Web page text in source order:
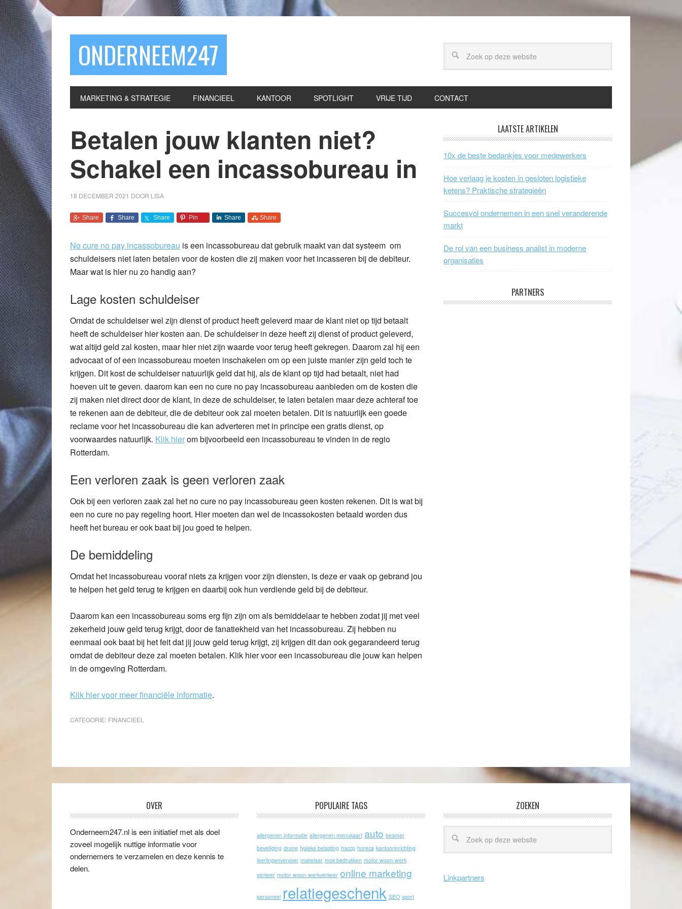
ONDERNEEM247
MARKETING & STRATEGIE FINANCIEEL KANTOOR SPOTLIGHT VRIJE TIJD CONTACT
Betalen jouw klanten niet?
Schakel een incassobureau in
18 DECEMBER 2021 DOOR LISA
Share Share Share Pin Share Share
No cure no pay incassobureau is een incassobureau dat gebruik maakt van dat systeem om
schuldeisers niet laten betalen voor de kosten die zij maken voor het incasseren bij de debiteur.
Maar wat is hier nu zo handig aan?
Lage kosten schuldeiser
Omdat de schuldeiser wel zijn dienst of product heeft geleverd maar de klant niet op tijd betaalt
heeft de schuldeiser hier kosten aan. De schuldeiser in deze heeft zij dienst of product geleverd,
wat altijd geld zal kosten, maar hier niet zijn waarde voor terug heeft gekregen. Daarom zal hij een
advocaat of of een incassobureau moeten inschakelen om op een juiste manier zijn geld toch te
krijgen. Dit kost de schuldeiser natuurlijk geld dat hij, als de klant op tijd had betaalt, niet had
hoeven uit te geven. daarom kan een no cure no pay incassobureau aanbieden om de kosten die
zij maken niet direct door de klant, in deze de schuldeiser, te laten betalen maar deze achteraf toe
te rekenen aan de debiteur, die de debiteur ook zal moeten betalen. Dit is natuurlijk een goede
reclame voor het incassobureau die kan adverteren met in principe een gratis dienst, op
voorwaardes natuurlijk. Klik hierom bijvoorbeeld een incassobureau te vinden in de regio
Rotterdam.
Een verloren zaak is geen verloren zaak
Ook bij een verloren zaak zal het no cure no pay incassobureau geen kosten rekenen. Dit is wat bij
een no cure no pay regeling hoort. Hier moeten dan wel de incassokosten betaald worden dus
heeft het bureau er ook baat bij jou goed te helpen.
De bemiddeling
Omdat het incassobureau vooraf niets za krijgen voor zijn diensten, is deze er vaak op gebrand jou
te helpen het geld terug te krijgen en daarbij ook hun verdiende geld bij de debiteur.
Daarom kan een incassobureau soms erg fijn zijn om als bemiddelaar te hebben zodat jij met veel
zekerheid jouw geld terug krijgt, door de fanatiekheid van het incassobureau. Zij hebben nu
eenmaal ook baat bij het feit dat jij jouw geld terug krijgt, zij krijgen dit dan ook gegarandeerd terug
omdat de debiteur deze zal moeten betalen. Klik hier voor een incassobureau die jouw kan helpen
in de omgeving Rotterdam.
Klik hier voor meer financiële informatie.
CATEGORIE: FINANCIEEL
LAATSTE ARTIKELEN
10x de beste bedankjes voor medewerkers
Hoe verlaag je kosten in gesloten logistieke
ketens? Praktische strategieën
Succesvol ondernemen in een snel veranderende
markt
De rol van een business analist in moderne
organisaties
PARTNERS
OVER
Onderneem247.nl is een initiatief met als doel
zoveel mogelijk nuttige informatie voor
ondernemers te verzamelen en deze kennis te
delen.
POPULAIRE TAGS
allergenen informatie allergenen menukaart auto beamer
beveiliging drone fysieke belasting haccp horeca kantoorinrichting
leerlingenvervoer makelaar mok bedrukken motor woon-werk
verkeer motor woon-werkverkeer online marketing
personeel relatiegeschenk SEO sport
ZOEKEN
Linkpartners